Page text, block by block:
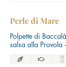
Perle di Mare
Polpette di
salsa alla Provola